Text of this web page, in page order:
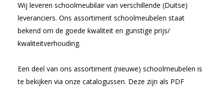
Vacatures
Wij leveren schoolmeubilair van verschillende (Duitse)
leveranciers. Ons assortiment schoolmeubelen staat
bekend om de goede kwaliteit en gunstige prijs/
kwaliteitverhouding.
Een deel van ons assortiment (nieuwe) schoolmeubelen is
te bekijken via onze catalogussen. Deze zijn als PDF